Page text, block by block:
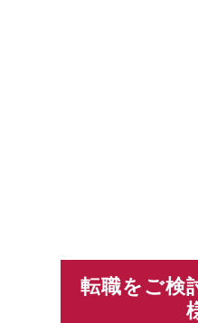
転職をご検